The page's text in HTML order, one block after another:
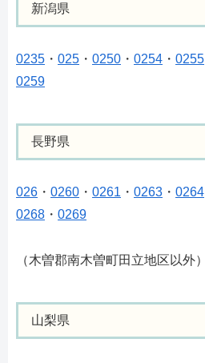
新潟県
0235 ・ 025 ・ 0250 ・ 0254 ・ 0255
0259
長野県
026 ・ 0260 ・ 0261 ・ 0263 ・ 0264
0268 ・ 0269
（木曽郡南木曽町田立地区以外）
山梨県